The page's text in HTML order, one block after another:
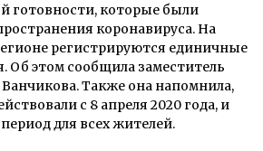
готовности, которые были
коронавируса. На
регистрируются единичные
Об этом сообщила заместитель
Также она напомнила,
с 8 апреля 2020 года, и
для всех жителей.